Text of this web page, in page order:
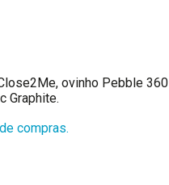
ovinho Pebble 360
Graphite.
compras.